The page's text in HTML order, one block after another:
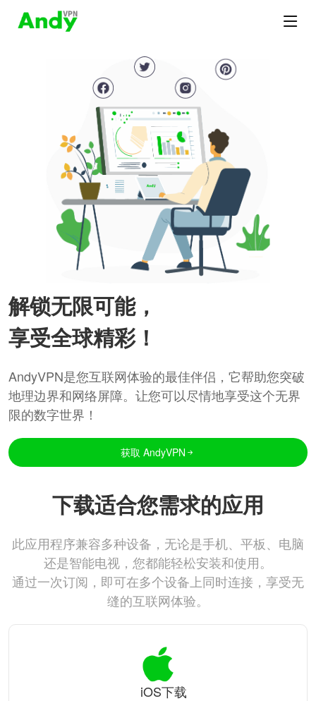
解锁无限可能，
享受全球精彩！
AndyVPN是您互联网体验的最佳伴侣，它帮助您突破
地理边界和网络屏障。让您可以尽情地享受这个无界
限的数字世界！
获取 AndyVPN
下载适合您需求的应用
此应用程序兼容多种设备，无论是手机、平板、电脑
还是智能电视，您都能轻松安装和使用。
通过一次订阅，即可在多个设备上同时连接，享受无
缝的互联网体验。
iOS下载